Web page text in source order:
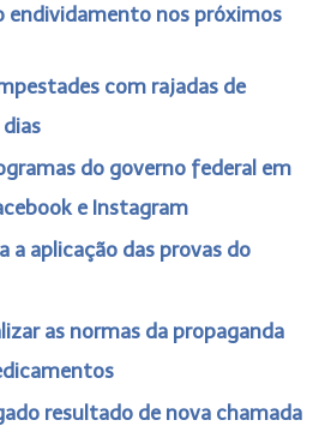
endividamento nos próximos
com rajadas de
do governo federal em
e Instagram
a aplicação das provas do
as normas da propaganda
resultado de nova chamada